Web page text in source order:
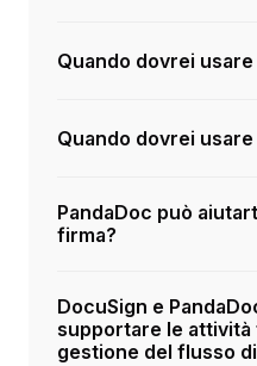
Quando dovrei
Quando dovrei usare
PandaDoc può
firma?
DocuSign e
supportare le attività
gestione del flusso